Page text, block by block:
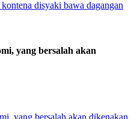
yang bersalah akan